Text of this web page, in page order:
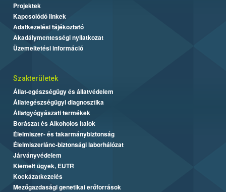
Projektek
Kapcsolódó linkek
Adatkezelési tájékoztató
Akadálymentességi nyilatkozat
Üzemeltetési információ
Szakterületek
Állat-egészségügy és állatvédelem
Állategészségügyi diagnosztika
Állatgyógyászati termékek
Borászat és Alkoholos Italok
Élelmiszer- és takarmánybiztonság
Élelmiszerlánc-biztonsági laborhálózat
Járványvédelem
Kiemelt ügyek, EUTR
Kockázatkezelés
Mezőgazdasági genetikai erőforrások